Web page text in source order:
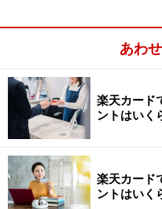
あわ
楽天カード
ントはいく
楽天カード
ントはいく